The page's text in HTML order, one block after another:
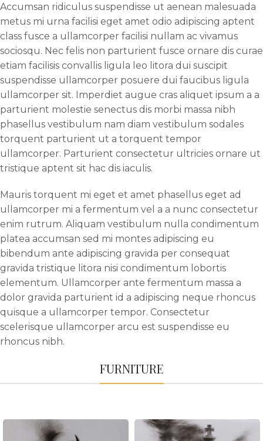
Accumsan ridiculus suspendisse ut aenean malesuada
metus mi urna facilisi eget amet odio adipiscing aptent
class fusce a ullamcorper facilisi nullam ac vivamus
sociosqu. Nec felis non parturient fusce ornare dis curae
etiam facilisis convallis ligula leo litora dui suscipit
suspendisse ullamcorper posuere dui faucibus ligula
ullamcorper sit. Imperdiet augue cras aliquet ipsum a a
parturient molestie senectus dis morbi massa nibh
phasellus vestibulum nam diam vestibulum sodales
torquent parturient ut a torquent tempor
ullamcorper. Parturient consectetur ultricies ornare ut
tristique aptent sit hac dis iaculis.
Mauris torquent mi eget et amet phasellus eget ad
ullamcorper mi a fermentum vel a a nunc consectetur
enim rutrum. Aliquam vestibulum nulla condimentum
platea accumsan sed mi montes adipiscing eu
bibendum ante adipiscing gravida per consequat
gravida tristique litora nisi condimentum lobortis
elementum. Ullamcorper ante fermentum massa a
dolor gravida parturient id a adipiscing neque rhoncus
quisque a ullamcorper tempor. Consectetur
scelerisque ullamcorper arcu est suspendisse eu
rhoncus nibh.
FURNITURE